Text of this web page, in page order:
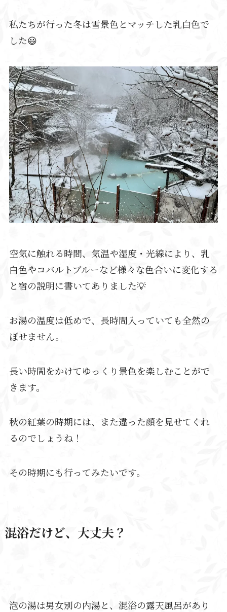
私たちが行った冬は雪景色とマッチした乳白色で
した😃
空気に触れる時間、気温や湿度・光線により、乳
白色やコバルトブルーなど様々な色合いに変化する
と宿の説明に書いてありました💡
お湯の温度は低めで、長時間入っていても全然の
ぼせません。
長い時間をかけてゆっくり景色を楽しむことがで
きます。
秋の紅葉の時期には、また違った顔を見せてくれ
るのでしょうね！
その時期にも行ってみたいです。
混浴だけど、大丈夫？
泡の湯は男女別の内湯と、混浴の露天風呂があり